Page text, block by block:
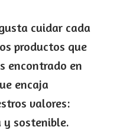
cuidar cada
productos que
encontrado en
encaja
valores:
y sostenible.